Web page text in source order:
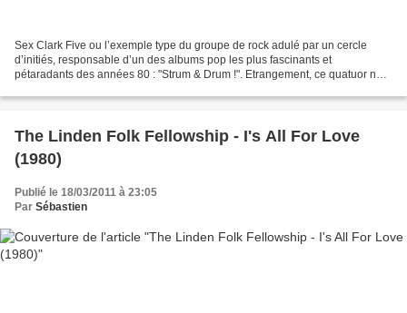
Sex Clark Five ou l’exemple type du groupe de rock adulé par un cercle
d’initiés, responsable d’un des albums pop les plus fascinants et
pétaradants des années 80 : "Strum & Drum !". Etrangement, ce quatuor ne
The Linden Folk Fellowship - I's All For Love
(1980)
Publié le 18/03/2011 à 23:05
Par Sébastien